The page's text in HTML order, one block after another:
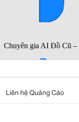
Liên hệ Quảng Cáo